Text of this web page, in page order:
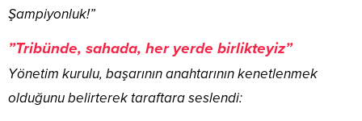
Şampiyonluk!”
​”Tribünde, sahada, her yerde birlikteyiz”
​Yönetim kurulu, başarının anahtarının kenetlenmek
olduğunu belirterek taraftara seslendi: